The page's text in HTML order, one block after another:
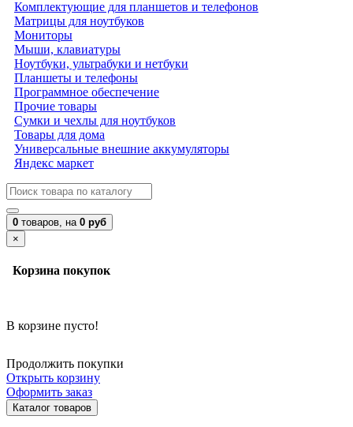
Комплектующие для планшетов и телефонов
Матрицы для ноутбуков
Мониторы
Мыши, клавиатуры
Ноутбуки, ультрабуки и нетбуки
Планшеты и телефоны
Программное обеспечение
Прочие товары
Сумки и чехлы для ноутбуков
Товары для дома
Универсальные внешние аккумуляторы
Яндекс маркет
0 товаров, на 0 руб
×
Корзина покупок
В корзине пусто!
Продолжить покупки
Открыть корзину
Оформить заказ
Каталог товаров